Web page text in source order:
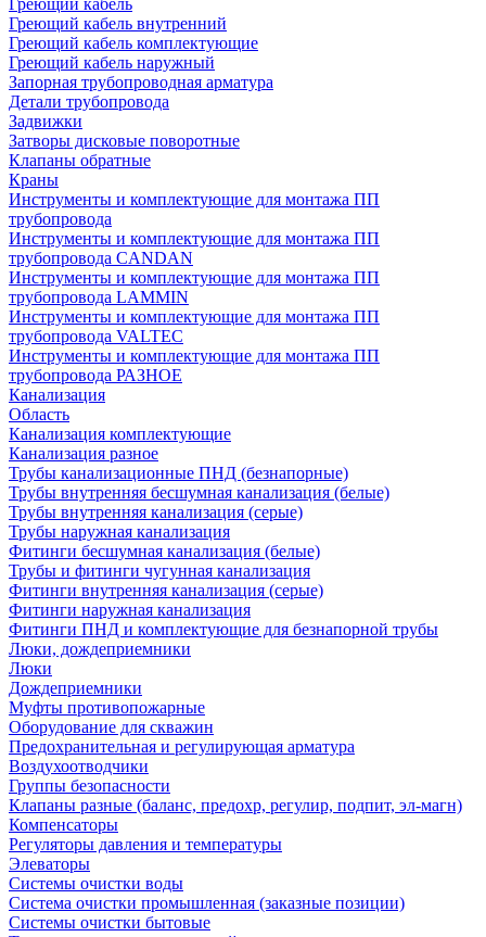
Греющий кабель
Греющий кабель внутренний
Греющий кабель комплектующие
Греющий кабель наружный
Запорная трубопроводная арматура
Детали трубопровода
Задвижки
Затворы дисковые поворотные
Клапаны обратные
Краны
Инструменты и комплектующие для монтажа ПП
трубопровода
Инструменты и комплектующие для монтажа ПП
трубопровода CANDAN
Инструменты и комплектующие для монтажа ПП
трубопровода LAMMIN
Инструменты и комплектующие для монтажа ПП
трубопровода VALTEC
Инструменты и комплектующие для монтажа ПП
трубопровода РАЗНОЕ
Канализация
Область
Канализация комплектующие
Канализация разное
Трубы канализационные ПНД (безнапорные)
Трубы внутренняя бесшумная канализация (белые)
Трубы внутренняя канализация (серые)
Трубы наружная канализация
Фитинги бесшумная канализация (белые)
Трубы и фитинги чугунная канализация
Фитинги внутренняя канализация (серые)
Фитинги наружная канализация
Фитинги ПНД и комплектующие для безнапорной трубы
Люки, дождеприемники
Люки
Дождеприемники
Муфты противопожарные
Оборудование для скважин
Предохранительная и регулирующая арматура
Воздухоотводчики
Группы безопасности
Клапаны разные (баланс, предохр, регулир, подпит, эл-магн)
Компенсаторы
Регуляторы давления и температуры
Элеваторы
Системы очистки воды
Система очистки промышленная (заказные позиции)
Системы очистки бытовые